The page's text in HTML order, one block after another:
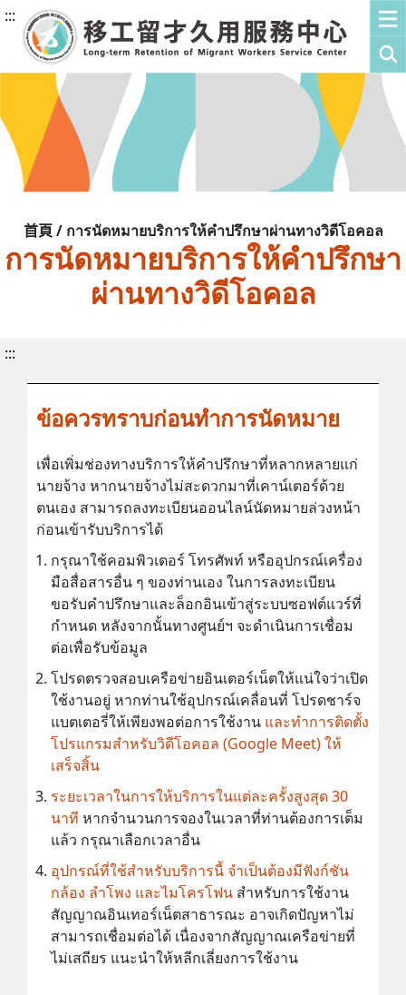
:::
首頁 / การนัดหมายบริการให้คำปรึกษาผ่านทางวิดีโอคอล
การนัดหมายบริการให้คำปรึกษา
ผ่านทางวิดีโอคอล
:::
ข้อควรทราบก่อนทำการนัดหมาย
เพื่อเพิ่มช่องทางบริการให้คำปรึกษาที่หลากหลายแก่
นายจ้าง หากนายจ้างไม่สะดวกมาที่เคาน์เตอร์ด้วย
ตนเอง สามารถลงทะเบียนออนไลน์นัดหมายล่วงหน้า
ก่อนเข้ารับบริการได้
กรุณาใช้คอมพิวเตอร์ โทรศัพท์ หรืออุปกรณ์เครื่อง
มือสื่อสารอื่น ๆ ของท่านเอง ในการลงทะเบียน
ขอรับคำปรึกษาและล็อกอินเข้าสู่ระบบซอฟต์แวร์ที่
กำหนด หลังจากนั้นทางศูนย์ฯ จะดำเนินการเชื่อม
ต่อเพื่อรับข้อมูล
โปรดตรวจสอบเครือข่ายอินเตอร์เน็ตให้แน่ใจว่าเปิด
ใช้งานอยู่ หากท่านใช้อุปกรณ์เคลื่อนที่ โปรดชาร์จ
แบตเตอรี่ให้เพียงพอต่อการใช้งาน และทำการติดตั้ง
โปรแกรมสำหรับวิดีโอคอล (Google Meet) ให้
เสร็จสิ้น
ระยะเวลาในการให้บริการในแต่ละครั้งสูงสุด 30
นาที หากจำนวนการจองในเวลาที่ท่านต้องการเต็ม
แล้ว กรุณาเลือกเวลาอื่น
อุปกรณ์ที่ใช้สำหรับบริการนี้ จำเป็นต้องมีฟังก์ชัน
กล้อง ลำโพง และไมโครโฟน สำหรับการใช้งาน
สัญญาณอินเทอร์เน็ตสาธารณะ อาจเกิดปัญหาไม่
สามารถเชื่อมต่อได้ เนื่องจากสัญญาณเครือข่ายที่
ไม่เสถียร แนะนำให้หลีกเลี่ยงการใช้งาน